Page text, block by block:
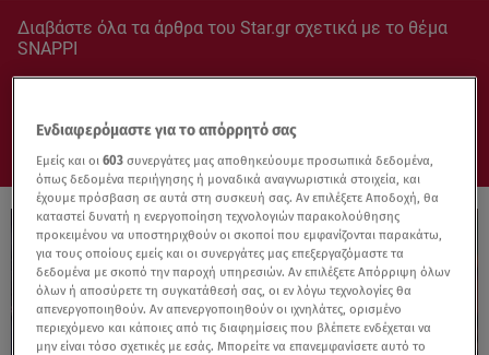
Διαβάστε όλα τα άρθρα του Star.gr σχετικά με το θέμα
SNAPPI
Ενδιαφερόμαστε για το απόρρητό σας
Εμείς και οι603 συνεργάτες μας αποθηκεύουμε προσωπικά δεδομένα,
όπως δεδομένα περιήγησης ή μοναδικά αναγνωριστικά στοιχεία, και
έχουμε πρόσβαση σε αυτά στη συσκευή σας. Αν επιλέξετε Αποδοχή, θα
καταστεί δυνατή η ενεργοποίηση τεχνολογιών παρακολούθησης
προκειμένου να υποστηριχθούν οι σκοποί που εμφανίζονται παρακάτω,
για τους οποίους εμείς και οι συνεργάτες μας επεξεργαζόμαστε τα
δεδομένα με σκοπό την παροχή υπηρεσιών. Αν επιλέξετε Απόρριψη όλων
όλων ή αποσύρετε τη συγκατάθεσή σας, οι εν λόγω τεχνολογίες θα
απενεργοποιηθούν. Αν απενεργοποιηθούν οι ιχνηλάτες, ορισμένο
περιεχόμενο και κάποιες από τις διαφημίσεις που βλέπετε ενδέχεται να
μην είναι τόσο σχετικές με εσάς. Μπορείτε να επανεμφανίσετε αυτό το